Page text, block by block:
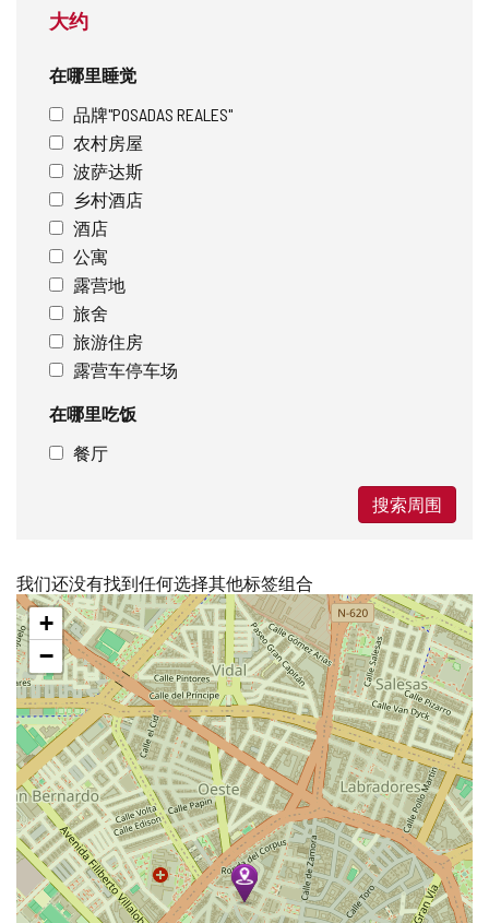
大约
在哪里睡觉
品牌"POSADAS REALES"
农村房屋
波萨达斯
乡村酒店
酒店
公寓
露营地
旅舍
旅游住房
露营车停车场
在哪里吃饭
餐厅
搜索周围
我们还没有找到任何选择其他标签组合
跳
过
地
图
+
−